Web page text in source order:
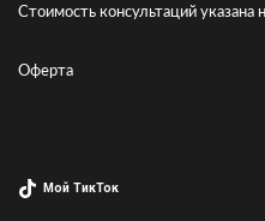
Стоимость консультаций указана
Оферта
Мой ТикТок